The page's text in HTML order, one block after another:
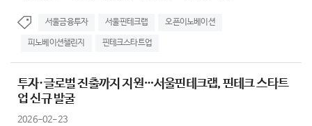
서울금융투자 서울핀테크랩 오픈이노베이션
피노베이션챌린지 핀테크스타트업
투자·글로벌 진출까지 지원…서울핀테크랩, 핀테크 스타트
업 신규 발굴
2026-02-23